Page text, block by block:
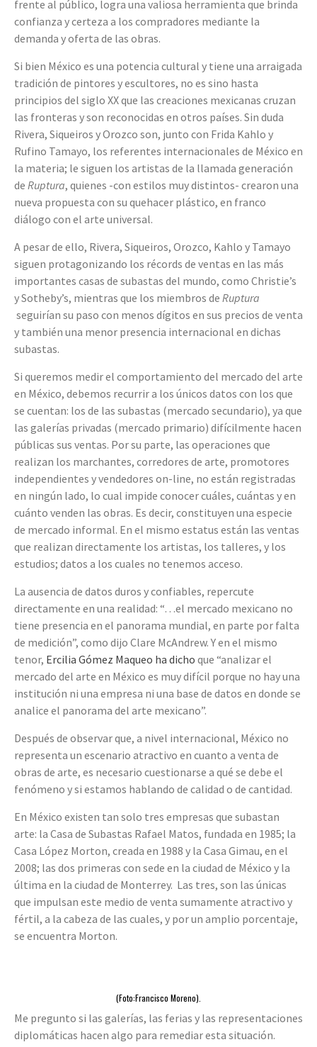
frente al público, logra una valiosa herramienta que brinda
confianza y certeza a los compradores mediante la
demanda y oferta de las obras.
Si bien México es una potencia cultural y tiene una arraigada
tradición de pintores y escultores, no es sino hasta
principios del siglo XX que las creaciones mexicanas cruzan
las fronteras y son reconocidas en otros países. Sin duda
Rivera, Siqueiros y Orozco son, junto con Frida Kahlo y
Rufino Tamayo, los referentes internacionales de México en
la materia; le siguen los artistas de la llamada generación
de Ruptura, quienes -con estilos muy distintos- crearon una
nueva propuesta con su quehacer plástico, en franco
diálogo con el arte universal.
A pesar de ello, Rivera, Siqueiros, Orozco, Kahlo y Tamayo
siguen protagonizando los récords de ventas en las más
importantes casas de subastas del mundo, como Christie’s
y Sotheby’s, mientras que los miembros de Ruptura
seguirían su paso con menos dígitos en sus precios de venta
y también una menor presencia internacional en dichas
subastas.
Si queremos medir el comportamiento del mercado del arte
en México, debemos recurrir a los únicos datos con los que
se cuentan: los de las subastas (mercado secundario), ya que
las galerías privadas (mercado primario) difícilmente hacen
públicas sus ventas. Por su parte, las operaciones que
realizan los marchantes, corredores de arte, promotores
independientes y vendedores on-line, no están registradas
en ningún lado, lo cual impide conocer cuáles, cuántas y en
cuánto venden las obras. Es decir, constituyen una especie
de mercado informal. En el mismo estatus están las ventas
que realizan directamente los artistas, los talleres, y los
estudios; datos a los cuales no tenemos acceso.
La ausencia de datos duros y confiables, repercute
directamente en una realidad: “…el mercado mexicano no
tiene presencia en el panorama mundial, en parte por falta
de medición”, como dijo Clare McAndrew. Y en el mismo
tenor, Ercilia Gómez Maqueo ha dicho que “analizar el
mercado del arte en México es muy difícil porque no hay una
institución ni una empresa ni una base de datos en donde se
analice el panorama del arte mexicano”.
Después de observar que, a nivel internacional, México no
representa un escenario atractivo en cuanto a venta de
obras de arte, es necesario cuestionarse a qué se debe el
fenómeno y si estamos hablando de calidad o de cantidad.
En México existen tan solo tres empresas que subastan
arte: la Casa de Subastas Rafael Matos, fundada en 1985; la
Casa López Morton, creada en 1988 y la Casa Gimau, en el
2008; las dos primeras con sede en la ciudad de México y la
última en la ciudad de Monterrey. Las tres, son las únicas
que impulsan este medio de venta sumamente atractivo y
fértil, a la cabeza de las cuales, y por un amplio porcentaje,
se encuentra Morton.
(Foto:Francisco Moreno).
Me pregunto si las galerías, las ferias y las representaciones
diplomáticas hacen algo para remediar esta situación.